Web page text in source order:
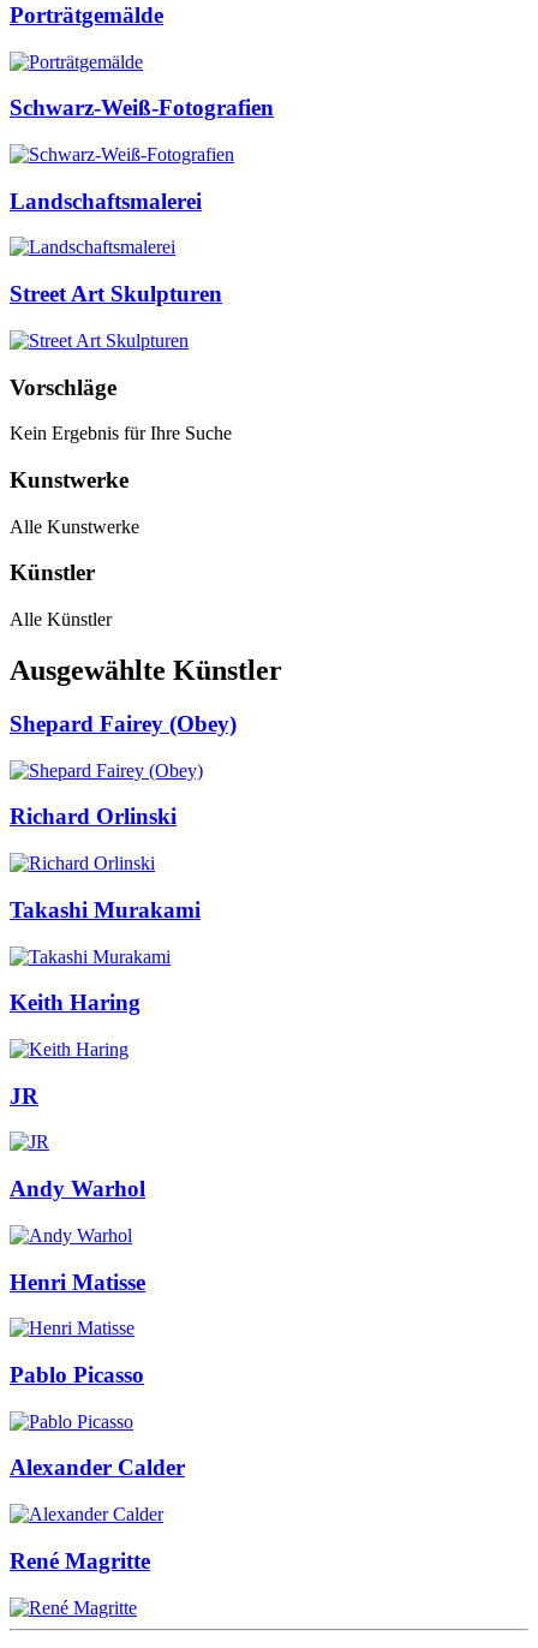
Porträtgemälde
Schwarz-Weiß-Fotografien
Landschaftsmalerei
Street Art Skulpturen
Vorschläge
Kein Ergebnis für Ihre Suche
Kunstwerke
Alle Kunstwerke
Künstler
Alle Künstler
Ausgewählte Künstler
Shepard Fairey (Obey)
Richard Orlinski
Takashi Murakami
Keith Haring
JR
Andy Warhol
Henri Matisse
Pablo Picasso
Alexander Calder
René Magritte